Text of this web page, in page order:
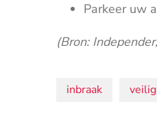
Parkeer uw
(Bron:
inbraak